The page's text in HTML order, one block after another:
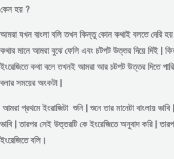
কেন হয় ?
আমরা যখন বাংলা বলি তখন কিন্তু কোন কথাই বলতে দেরি
কথার মানে আমরা বুঝে ফেলি এবং চটপট উত্তর দিয়ে দিই |
ইংরেজিতে কথা বলে তখনই আমরা আর চটপট উত্তর দিতে পারি
বলার সময়ের অংকটা |
আমরা প্রথমে ইংরাজিটা শুনি | শুনে তার মানেটা বাংলায়
ভাবি | তারপর সেই উত্তরটি কে ইংরেজিতে অনুবাদ করি |
ইংরেজিতে বলি।